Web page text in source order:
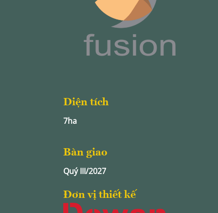
Diện tích
7ha
Bàn giao
Quý III/2027
Đơn vị thiết kế